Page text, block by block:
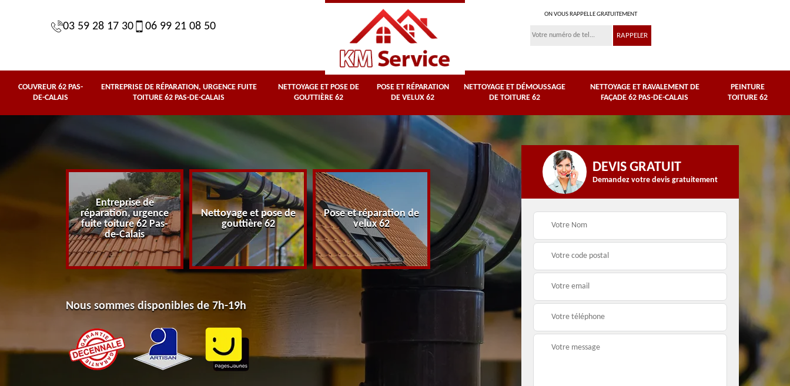
03 59 28 17 30 06 99 21 08 50
ON VOUS RAPPELLE GRATUITEMENT
COUVREUR 62 PAS-
DE-CALAIS
ENTREPRISE DE RÉPARATION, URGENCE FUITE
TOITURE 62 PAS-DE-CALAIS
NETTOYAGE ET POSE DE
GOUTTIÈRE 62
POSE ET RÉPARATION
DE VELUX 62
NETTOYAGE ET DÉMOUSSAGE
DE TOITURE 62
NETTOYAGE ET RAVALEMENT DE
FAÇADE 62 PAS-DE-CALAIS
PEINTURE
TOITURE 62
Entreprise de
réparation, urgence
fuite toiture 62 Pas-
de-Calais
Nettoyage et pose de
gouttière 62
Pose et réparation de
velux 62
Nettoyage et
démoussage de
toiture 62
62 Pas-de-Calais
Nous sommes disponibles de 7h-19h
DEVIS GRATUIT
Demandez votre devis gratuitement